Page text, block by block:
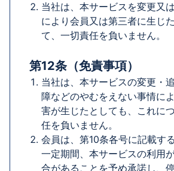
当社は、本サービスを変更又
により会員又は第三者に生じ
て、一切責任を負いません。
第12条（免責事項）
当社は、本サービスの変更・
障などのやむをえない事情に
害が生じたとしても、これに
任を負いません。
会員は、第10条各号に記載す
一定期間、本サービスの利用
合があることを予め承諾し、